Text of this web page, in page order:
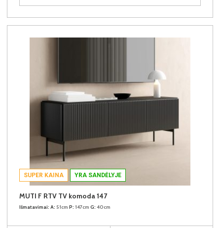
SUPER KAINA YRA SANDĖLYJE
MUTI F RTV TV komoda 147
Išmatavimai: A: 51cm P: 147cm G: 40cm